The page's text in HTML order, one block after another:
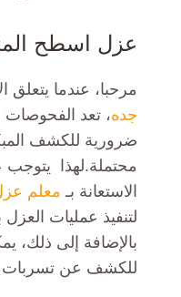
عزل اسطح
مرحبا، عندما يتعلق
جده، تعد الفحوصات
ضرورية للكشف
محتملة.لهذا
الاستعانة بـ معلم
لتنفيذ عمليات
بالإضافة إلى ذلك،
للكشف عن تسربات